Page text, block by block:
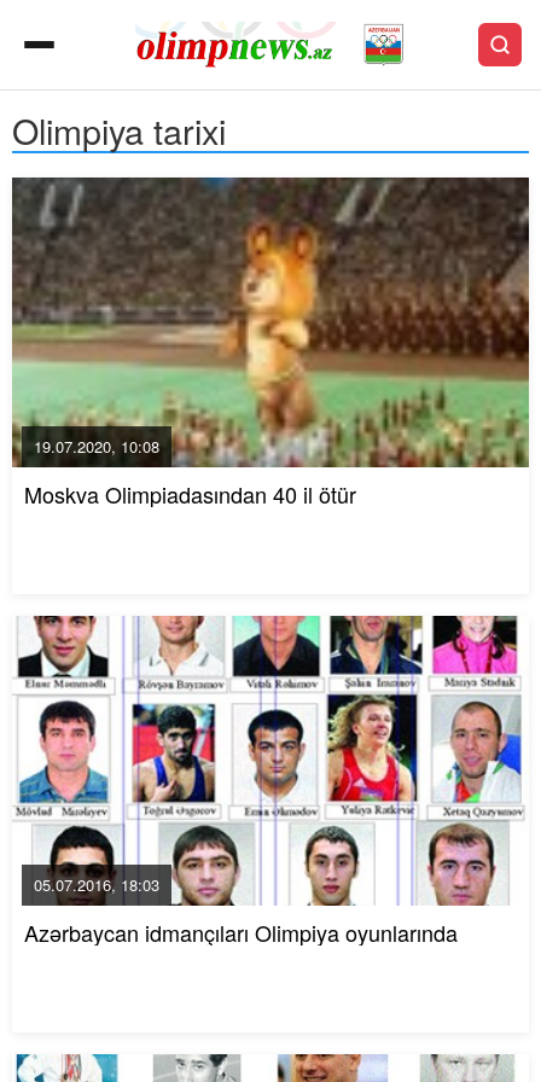
Olimpiya tarixi
19.07.2020, 10:08
Moskva Olimpiadasından​ 40 il ötür
05.07.2016, 18:03
Azərbaycan idmançıları Olimpiya oyunlarında